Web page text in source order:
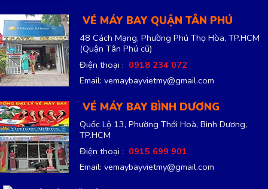
VÉ MÁY BAY QUẬN TÂN PHÚ
48 Cách Mạng, Phường Phú Thọ Hòa, TP.HCM
(Quận Tân Phú cũ)
Điện thoại : 0918 234 072
Email: vemaybayvietmy@gmail.com
VÉ MÁY BAY BÌNH DƯƠNG
Quốc Lộ 13, Phường Thới Hoà, Bình Dương,
TP.HCM
Điện thoại : 0915 699 901
Email: vemaybayvietmy@gmail.com